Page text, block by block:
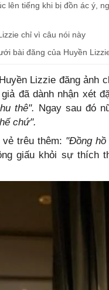
lên tiếng khi bị đồn ác ý,
chỉ vì câu nói này
bài đăng của Huyền
Lizzie đăng ảnh
đã dành nhận xét
thê". Ngay sau đó
chứ".
trêu thêm: "Đồng hồ
giấu khỏi sự thích